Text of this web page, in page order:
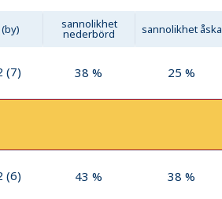
sannolikhet
nederbörd sannolikhet åska
(7) 38 % 25 %
(6) 43 % 38 %